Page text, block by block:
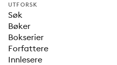
UTFORSK
Søk
Bøker
Bokserier
Forfattere
Innlesere